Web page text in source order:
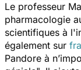
Le professeur
pharmacologie
scientifiques à
également sur
Pandore à